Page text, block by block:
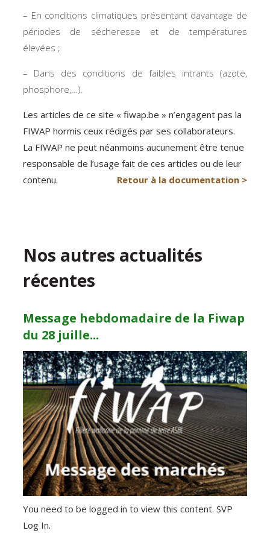
– En conditions climatiques présentant davantage de
périodes de sécheresse et de températures
élevées ;
– Dans des conditions de faibles intrants (azote,
phosphore,…).
Les articles de ce site « fiwap.be » n’engagent pas la
FIWAP hormis ceux rédigés par ses collaborateurs.
La FIWAP ne peut néanmoins aucunement être tenue
responsable de l’usage fait de ces articles ou de leur
contenu.
Retour à la documentation >
Nos autres actualités
récentes
Message hebdomadaire de la Fiwap
du 28 juille...
You need to be logged in to view this content. SVP
Log In.